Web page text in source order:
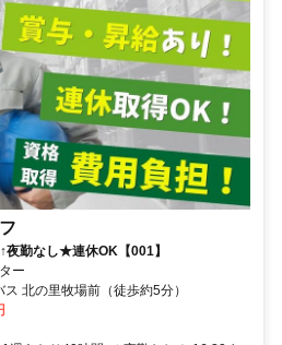
夜勤なし★連休OK【001】
ー
北の里牧場前（徒歩約5分）